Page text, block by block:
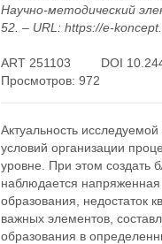
Научно-методический
52. – URL: https://e-
ART 251103 DOI
Просмотров: 972
Актуальность
условий организации
уровне. При этом создать
наблюдается напряженная
образования, недостаток
важных элементов,
образования в